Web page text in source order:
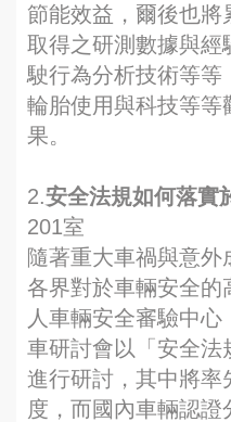
節能效益，爾後也將
取得之研測數據與經
駛行為分析技術等等
輪胎使用與科技等等
果。
2.安全法規如何落實
201室
隨著重大車禍與意外
各界對於車輛安全的
人車輛安全審驗中
車研討會以「安全法
進行研討，其中將率
度，而國內車輛認